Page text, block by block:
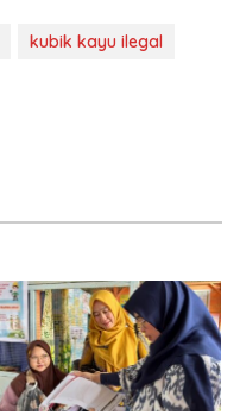
kubik kayu ilegal